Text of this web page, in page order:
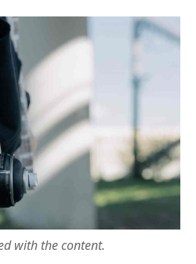
with the content.